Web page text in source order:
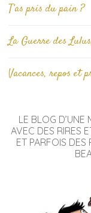
T’as pris du pain ?
La Guerre des
Vacances, repos et
LE BLOG D’UNE
AVEC DES RIRES
ET PARFOIS DES